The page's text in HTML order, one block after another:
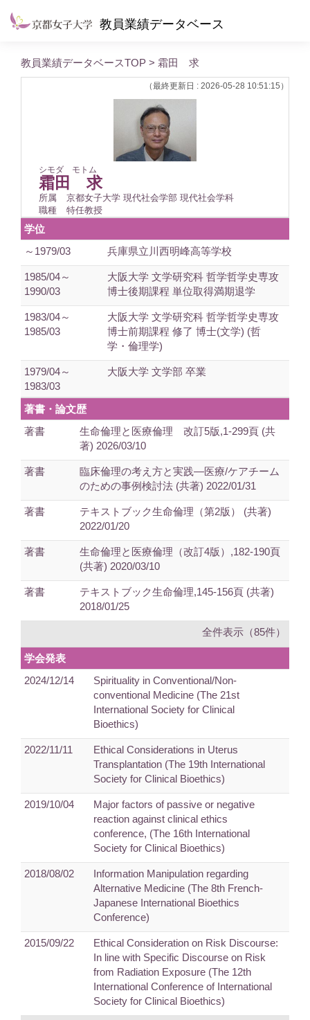
教員業績データベース
教員業績データベースTOP > 霜田 求
（最終更新日 : 2026-05-28 10:51:15）
シモダ モトム
霜田 求
所属
京都女子大学 現代社会学部 現代社会学科
職種
特任教授
学位
～1979/03
兵庫県立川西明峰高等学校
1985/04～
1990/03
大阪大学 文学研究科 哲学哲学史専攻
博士後期課程 単位取得満期退学
1983/04～
1985/03
大阪大学 文学研究科 哲学哲学史専攻
博士前期課程 修了 博士(文学) (哲
学・倫理学)
1979/04～
1983/03
大阪大学 文学部 卒業
著書・論文歴
著書
生命倫理と医療倫理 改訂5版,1-299頁 (共
著) 2026/03/10
著書
臨床倫理の考え方と実践―医療/ケアチーム
のための事例検討法 (共著) 2022/01/31
著書
テキストブック生命倫理（第2版） (共著)
2022/01/20
著書
生命倫理と医療倫理（改訂4版）,182-190頁
(共著) 2020/03/10
著書
テキストブック生命倫理,145-156頁 (共著)
2018/01/25
全件表示（85件）
学会発表
2024/12/14
Spirituality in Conventional/Non-
conventional Medicine (The 21st
International Society for Clinical
Bioethics)
2022/11/11
Ethical Considerations in Uterus
Transplantation (The 19th International
Society for Clinical Bioethics)
2019/10/04
Major factors of passive or negative
reaction against clinical ethics
conference, (The 16th International
Society for Clinical Bioethics)
2018/08/02
Information Manipulation regarding
Alternative Medicine (The 8th French-
Japanese International Bioethics
Conference)
2015/09/22
Ethical Consideration on Risk Discourse:
In line with Specific Discourse on Risk
from Radiation Exposure (The 12th
International Conference of International
Society for Clinical Bioethics)